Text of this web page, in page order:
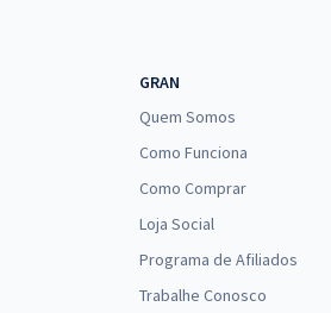
GRAN
Quem Somos
Como Funciona
Como Comprar
Loja Social
Programa de Afiliados
Trabalhe Conosco